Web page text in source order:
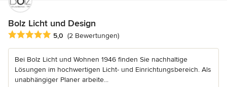
Bolz Licht und Design
Durchschnittliche Bewertung: 5 von 5 Sternen
5,0 (2 Bewertungen)
Bei Bolz Licht und Wohnen 1946 finden Sie nachhaltige
Lösungen im hochwertigen Licht- und Einrichtungsbereich. Als
unabhängiger Planer arbeite...